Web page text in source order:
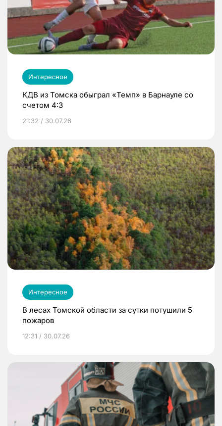
Интересное
КДВ из Томска обыграл «Темп» в Барнауле со
счетом 4:3
21:32 / 30.07.26
Интересное
В лесах Томской области за сутки потушили 5
пожаров
12:31 / 30.07.26